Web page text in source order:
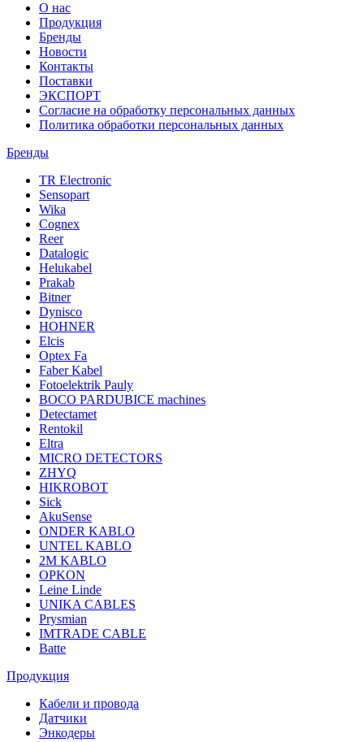
О нас
Продукция
Бренды
Новости
Контакты
Поставки
ЭКСПОРТ
Согласие на обработку персональных данных
Политика обработки персональных данных
Бренды
TR Electronic
Sensopart
Wika
Cognex
Reer
Datalogic
Helukabel
Prakab
Bitner
Dynisco
HOHNER
Elcis
Optex Fa
Faber Kabel
Fotoelektrik Pauly
BOCO PARDUBICE machines
Detectamet
Rentokil
Eltra
MICRO DETECTORS
ZHYQ
HIKROBOT
Sick
AkuSense
ONDER KABLO
UNTEL KABLO
2M KABLO
OPKON
Leine Linde
UNIKA CABLES
Prysmian
IMTRADE CABLE
Batte
Продукция
Кабели и провода
Датчики
Энкодеры